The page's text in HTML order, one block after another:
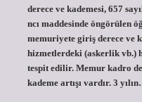
derece ve kademesi, 657
ncı maddesinde öngörülen
memuriyete giriş derece ve
hizmetlerdeki (askerlik vb.)
tespit edilir. Memur kadro
kademe artışı vardır. 3